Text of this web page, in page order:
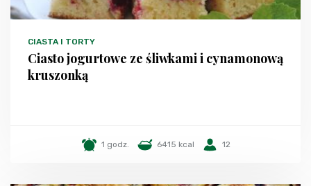
CIASTA I TORTY
Ciasto jogurtowe ze śliwkami i cynamonową
kruszonką
1 godz. 6415 kcal 12